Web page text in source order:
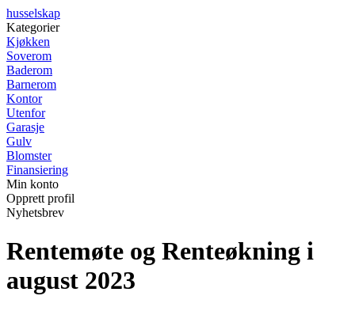
husselskap
Kategorier
Kjøkken
Soverom
Baderom
Barnerom
Kontor
Utenfor
Garasje
Gulv
Blomster
Finansiering
Min konto
Opprett profil
Nyhetsbrev
Rentemøte og Renteøkning i
august 2023